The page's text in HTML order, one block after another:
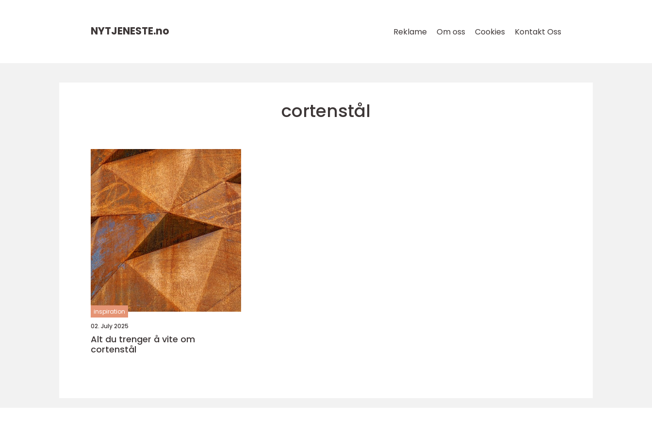
NYTJENESTE.no Reklame Om oss Cookies Kontakt Oss
cortenstål
inspiration
02. July 2025
Alt du trenger å vite om
cortenstål